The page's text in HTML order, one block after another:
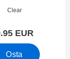
Clear
EUR
Osta